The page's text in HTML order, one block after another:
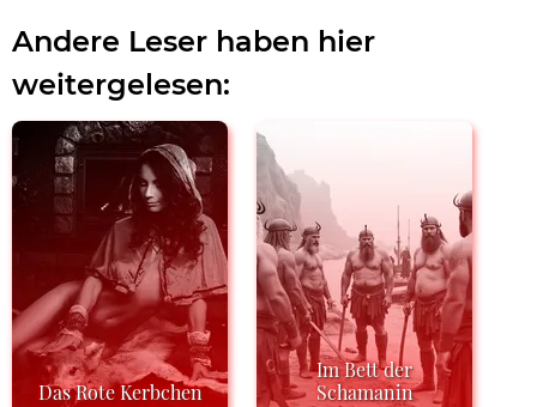
Andere Leser haben hier
weitergelesen:
Das Rote Kerbchen
Im Bett der
Schamanin